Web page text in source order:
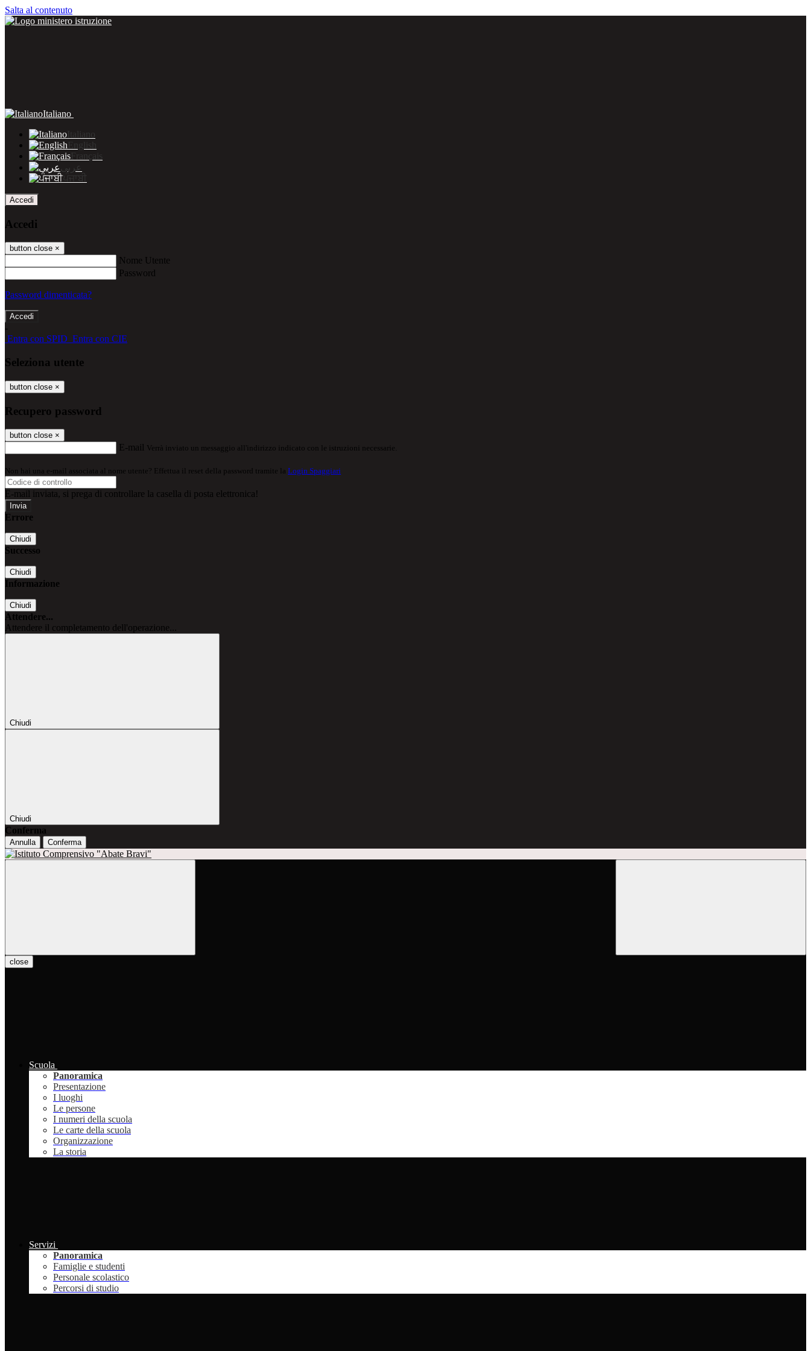
Salta al contenuto
Italiano
Italiano
English
Français
عربى
ਪੰਜਾਬੀ
Accedi
Accedi
button close ×
Nome Utente
Password
Password dimenticata?
-
Entra con SPID Entra con CIE
Seleziona utente
button close ×
Recupero password
button close ×
E-mail Verrà inviato un messaggio all'indirizzo indicato con le istruzioni necessarie.
Non hai una e-mail associata al nome utente? Effettua il reset della password tramite la Login Spaggiari
E-mail inviata, si prega di controllare la casella di posta elettronica!
Errore
Chiudi
Successo
Chiudi
Informazione
Chiudi
Attendere...
Attendere il completamento dell'operazione...
Chiudi
Chiudi
Conferma
Annulla Conferma
close
Scuola
Panoramica
Presentazione
I luoghi
Le persone
I numeri della scuola
Le carte della scuola
Organizzazione
La storia
Servizi
Panoramica
Famiglie e studenti
Personale scolastico
Percorsi di studio